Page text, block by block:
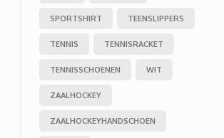
SPORTSHIRT TEENSLIPPERS
TENNIS TENNISRACKET
TENNISSCHOENEN WIT
ZAALHOCKEY
ZAALHOCKEYHANDSCHOEN